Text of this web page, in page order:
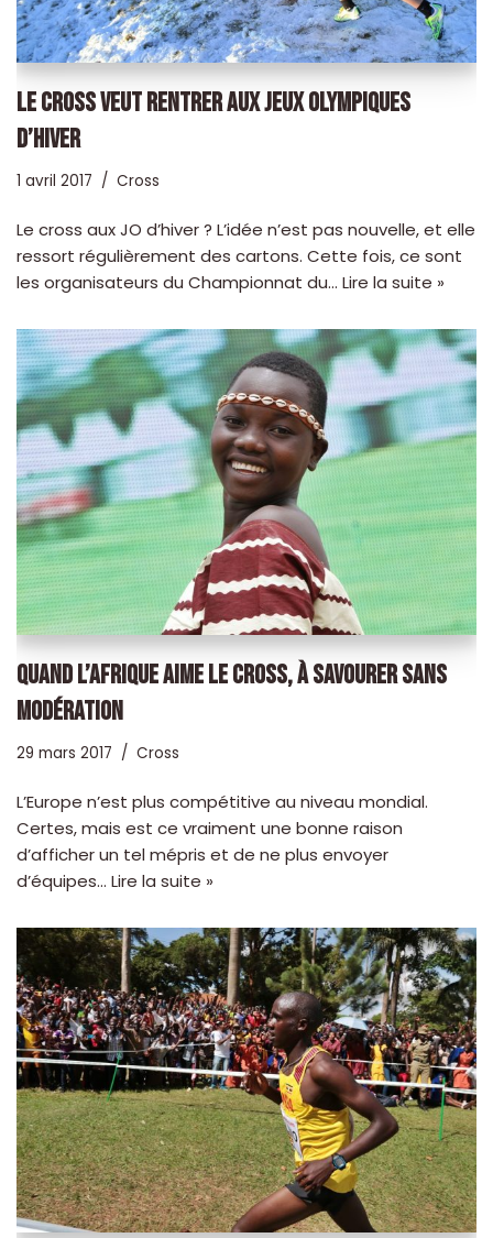
LE CROSS VEUT RENTRER AUX JEUX OLYMPIQUES
D’HIVER
1 avril 2017 Cross
Le cross aux JO d’hiver ? L’idée n’est pas nouvelle, et elle
ressort régulièrement des cartons. Cette fois, ce sont
les organisateurs du Championnat du… Lire la suite »
QUAND L’AFRIQUE AIME LE CROSS, À SAVOURER SANS
MODÉRATION
29 mars 2017 Cross
L’Europe n’est plus compétitive au niveau mondial.
Certes, mais est ce vraiment une bonne raison
d’afficher un tel mépris et de ne plus envoyer
d’équipes… Lire la suite »